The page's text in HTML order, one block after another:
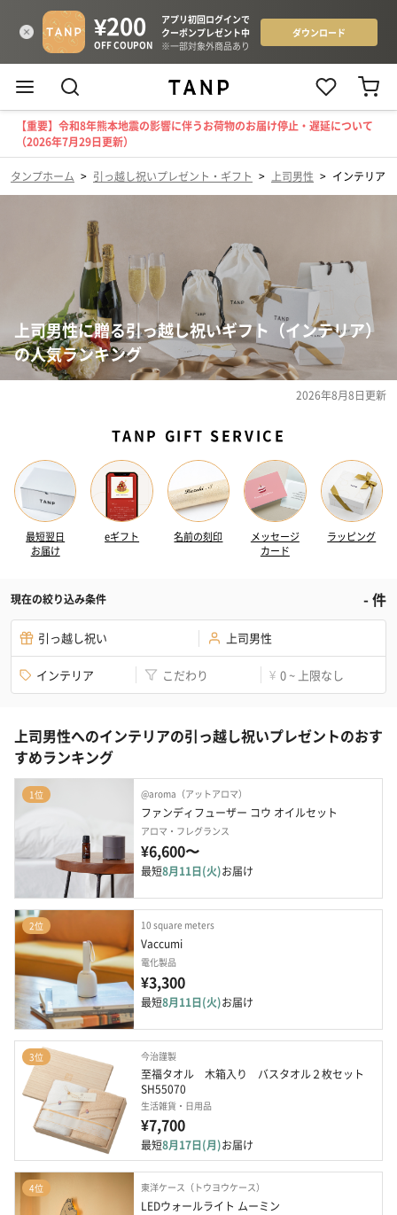
【重要】令和8年熊本地震の影響に伴うお荷物のお届け停止・遅延について
（2026年7月29日更新）
タンプホーム > 引っ越し祝いプレゼント・ギフト > 上司男性 > インテリア
上司男性に贈る引っ越し祝いギフト（インテリア）
の人気ランキング
2026年8月8日更新
TANP GIFT SERVICE
最短翌日
お届け
eギフト 名前の刻印
メッセージ
カード
ラッピング
現在の絞り込み条件 -件
引っ越し祝い 上司男性
インテリア こだわり ¥ 0 ~ 上限なし
上司男性へのインテリアの引っ越し祝いプレゼントのおす
すめランキング
1位 @aroma（アットアロマ）
ファンディフューザー コウ オイルセット
アロマ・フレグランス
¥6,600〜
最短8月11日(火)お届け
2位 10 square meters
Vaccumi
電化製品
¥3,300
最短8月11日(火)お届け
3位 今治謹製
至福タオル　木箱入り　バスタオル２枚セット
SH55070
生活雑貨・日用品
¥7,700
最短8月17日(月)お届け
4位 東洋ケース（トウヨウケース）
LEDウォールライト ムーミン